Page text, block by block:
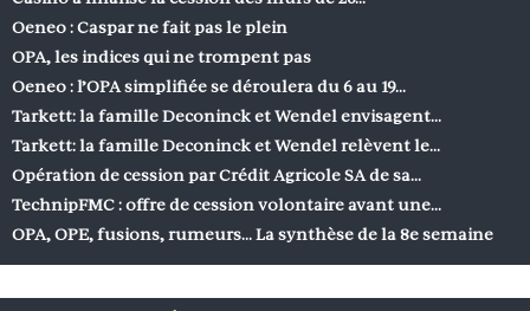
Oeneo : Caspar ne fait pas le plein
OPA, les indices qui ne trompent pas
Oeneo : l’OPA simplifiée se déroulera du 6 au 19…
Tarkett: la famille Deconinck et Wendel envisagent…
Tarkett: la famille Deconinck et Wendel relèvent le…
Opération de cession par Crédit Agricole SA de sa…
TechnipFMC : offre de cession volontaire avant une…
OPA, OPE, fusions, rumeurs… La synthèse de la 8e semaine